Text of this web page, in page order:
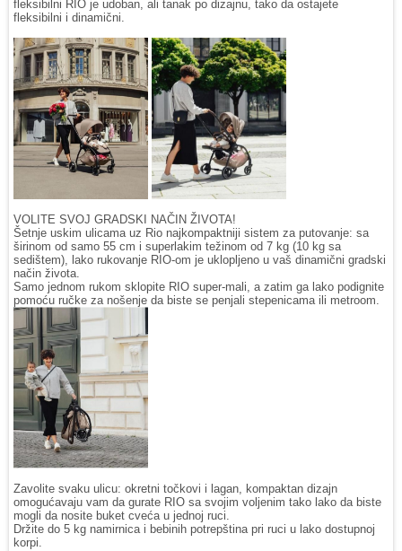
fleksibilni RIO je udoban, ali tanak po dizajnu, tako da ostajete
fleksibilni i dinamični.
VOLITE SVOJ GRADSKI NAČIN ŽIVOTA!
Šetnje uskim ulicama uz Rio najkompaktniji sistem za putovanje: sa
širinom od samo 55 cm i superlakim težinom od 7 kg (10 kg sa
sedištem), lako rukovanje RIO-om je uklopljeno u vaš dinamični gradski
način života.
Samo jednom rukom sklopite RIO super-mali, a zatim ga lako podignite
pomoću ručke za nošenje da biste se penjali stepenicama ili metroom.
Zavolite svaku ulicu: okretni točkovi i lagan, kompaktan dizajn
omogućavaju vam da gurate RIO sa svojim voljenim tako lako da biste
mogli da nosite buket cveća u jednoj ruci.
Držite do 5 kg namirnica i bebinih potrepština pri ruci u lako dostupnoj
korpi.